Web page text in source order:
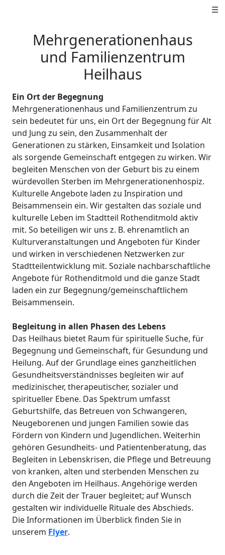
☰
Mehrgenerationenhaus
und Familienzentrum
Heilhaus
Ein Ort der Begegnung
Mehrgenerationenhaus und Familienzentrum zu
sein bedeutet für uns, ein Ort der Begegnung für Alt
und Jung zu sein, den Zusammenhalt der
Generationen zu stärken, Einsamkeit und Isolation
als sorgende Gemeinschaft entgegen zu wirken. Wir
begleiten Menschen von der Geburt bis zu einem
würdevollen Sterben im Mehrgenerationenhospiz.
Kulturelle Angebote laden zu Inspiration und
Beisammensein ein. Wir gestalten das soziale und
kulturelle Leben im Stadtteil Rothenditmold aktiv
mit. So beteiligen wir uns z. B. ehrenamtlich an
Kulturveranstaltungen und Angeboten für Kinder
und wirken in verschiedenen Netzwerken zur
Stadtteilentwicklung mit. Soziale nachbarschaftliche
Angebote für Rothenditmold und die ganze Stadt
laden ein zur Begegnung/gemeinschaftlichem
Beisammensein.
Begleitung in allen Phasen des Lebens
Das Heilhaus bietet Raum für spirituelle Suche, für
Begegnung und Gemeinschaft, für Gesundung und
Heilung. Auf der Grundlage eines ganzheitlichen
Gesundheitsverständnisses begleiten wir auf
medizinischer, therapeutischer, sozialer und
spiritueller Ebene. Das Spektrum umfasst
Geburtshilfe, das Betreuen von Schwangeren,
Neugeborenen und jungen Familien sowie das
Fördern von Kindern und Jugendlichen. Weiterhin
gehören Gesundheits- und Patientenberatung, das
Begleiten in Lebenskrisen, die Pflege und Betreuung
von kranken, alten und sterbenden Menschen zu
den Angeboten im Heilhaus. Angehörige werden
durch die Zeit der Trauer begleitet; auf Wunsch
gestalten wir individuelle Rituale des Abschieds.
Die Informationen im Überblick finden Sie in
unserem Flyer.